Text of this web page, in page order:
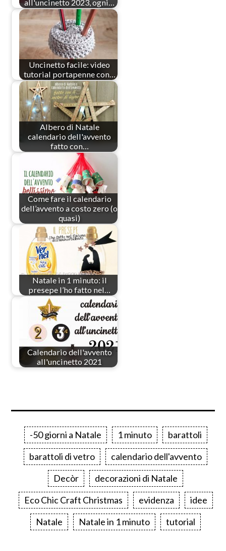
all'uncinetto 2023, ogni…
Uncinetto facile: video
tutorial portapenne con…
Albero di Natale
calendario dell'avvento
fatto con…
Come fare il calendario
dell’avvento a costo zero (o
quasi)
Natale in 1 minuto: il
presepe l’ho fatto nel…
Calendario dell'avvento
all'uncinetto 2021
-50 giorni a Natale 1 minuto
barattoli
barattoli di vetro
calendario dell'avvento
Decòr
decorazioni di Natale
Eco Chic Craft Christmas
evidenza
idee
Natale
Natale in 1 minuto tutorial